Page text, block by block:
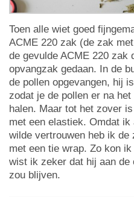
Toen alle wiet goed
ACME 220 zak (de zak
de gevulde ACME 220 zak
opvangzak gedaan. In de
de pollen opgevangen, hij
zodat je de pollen er na
halen. Maar tot het zover
met een elastiek. Omdat
wilde vertrouwen heb ik
met een tie wrap. Zo kon
wist ik zeker dat hij aan de
zou blijven.